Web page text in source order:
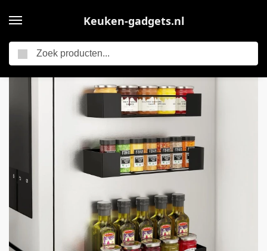
Keuken-gadgets.nl
MIRA® Kruidenrek Ophangbaar – Kruidenpotjes Wandrek – Organizer Keuken Accessoires – Zwart – 10cm x 28cm x 6cm